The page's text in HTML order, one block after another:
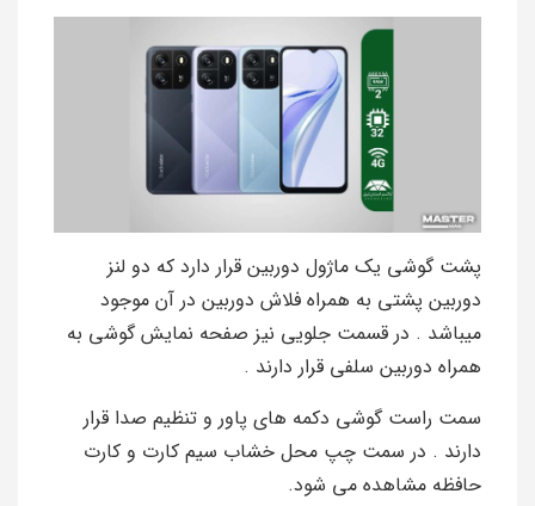
پشت گوشی یک ماژول دوربین قرار دارد که دو لنز
دوربین پشتی به همراه فلاش دوربین در آن موجود
میباشد . در قسمت جلویی نیز صفحه نمایش گوشی به
همراه دوربین سلفی قرار دارند .
سمت راست گوشی دکمه های پاور و تنظیم صدا قرار
دارند . در سمت چپ محل خشاب سیم کارت و کارت
حافظه مشاهده می شود.